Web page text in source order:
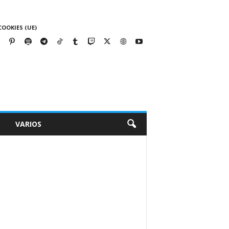
(UE)
VARIOS